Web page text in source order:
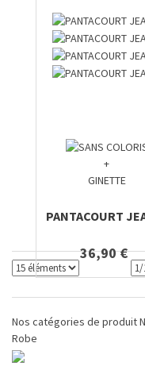
+
GINETTE
PANTACOURT
36,90 €
Nos catégories de produit
Robe